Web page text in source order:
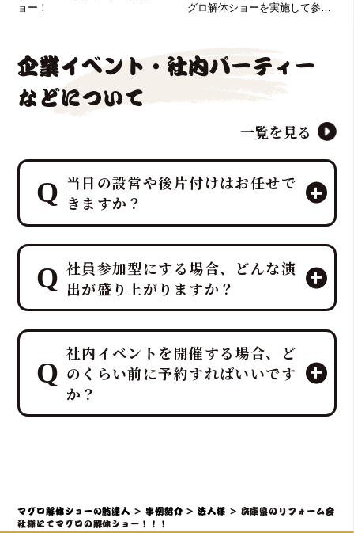
ョー！
グロ解体ショーを実施して参り
企業イベント・社内パーティー
などについて
一覧を見る
当日の設営や後片付けはお任せで
きますか？
はい、すべて「鮪達人」にお任せくだ
さい！ 幹事様や会場スタッフ様のお手
間は最小限に抑え、イベントに集中し
ていただける万全のサポート体制で臨
みます。
ホテルレベルのおもてなしをコンセプ
トにしており、企画・演出だけでな
く、設営から撤収まで全てを対応させ
ていただきます。
社員参加型にする場合、どんな演
出が盛り上がりますか？
プロのMCと、効果的なBGM・音響で
一体感のあるエンタメショーとなり、
大迫力の40キロ以上の「マグロ解体シ
ョー」や新鮮な部位の「最高の食体
験」レポートなどを通じて、会場の話
社内イベントを開催する場合、ど
のくらい前に予約すればいいです
か？
約いただくことを推奨しております。
特に、大規模なイベントや、忘年会・
マグロ解体ショーの鮪達人 > 事例紹介 >法人様 > 兵庫県のリフォーム会
社様にてマグロの解体ショー！！！